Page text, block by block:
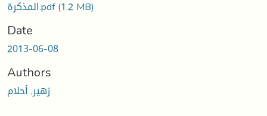
المذكرة.pdf(1.2 MB)
Date
2013-06-08
Authors
زهير, أحلام